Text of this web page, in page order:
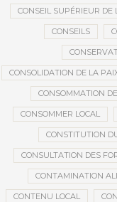
CONSEIL SUPÉRIEUR DE
CONSEILS
CONSOLIDATION DE LA
CONSOMMATION
CONSOMMER LOCAL
CONSTITUTION
CONSULTATION DES
CONTAMINATION
CONTENU LOCAL